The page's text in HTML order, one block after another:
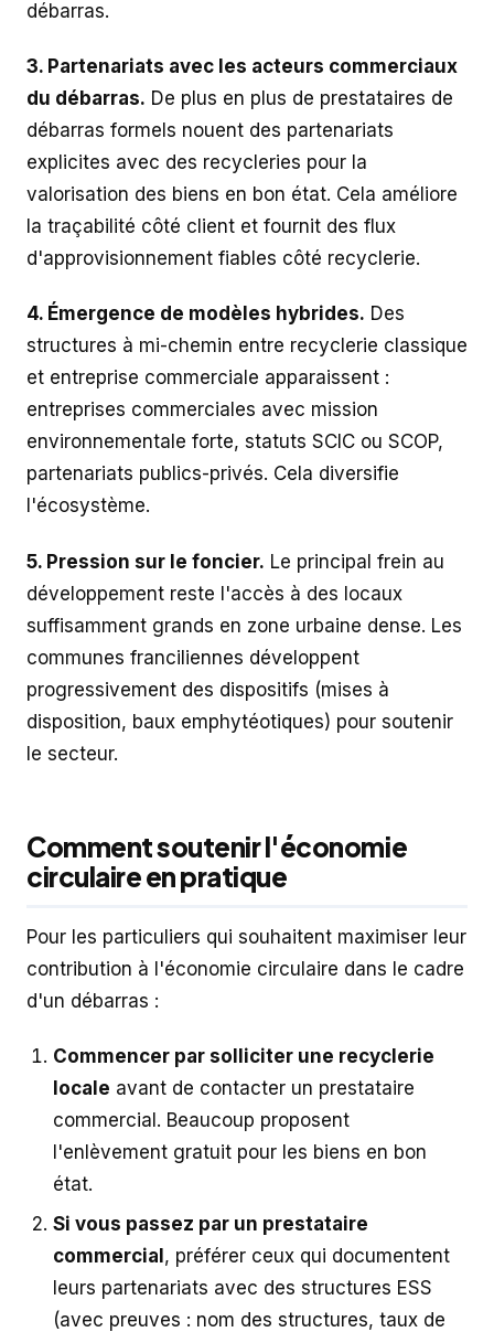
débarras.
3. Partenariats avec les acteurs commerciaux
du débarras. De plus en plus de prestataires de
débarras formels nouent des partenariats
explicites avec des recycleries pour la
valorisation des biens en bon état. Cela améliore
la traçabilité côté client et fournit des flux
d'approvisionnement fiables côté recyclerie.
4. Émergence de modèles hybrides. Des
structures à mi-chemin entre recyclerie classique
et entreprise commerciale apparaissent :
entreprises commerciales avec mission
environnementale forte, statuts SCIC ou SCOP,
partenariats publics-privés. Cela diversifie
l'écosystème.
5. Pression sur le foncier. Le principal frein au
développement reste l'accès à des locaux
suffisamment grands en zone urbaine dense. Les
communes franciliennes développent
progressivement des dispositifs (mises à
disposition, baux emphytéotiques) pour soutenir
le secteur.
Comment soutenir l'économie
circulaire en pratique
Pour les particuliers qui souhaitent maximiser leur
contribution à l'économie circulaire dans le cadre
d'un débarras :
Commencer par solliciter une recyclerie
locale avant de contacter un prestataire
commercial. Beaucoup proposent
l'enlèvement gratuit pour les biens en bon
état.
Si vous passez par un prestataire
commercial, préférer ceux qui documentent
leurs partenariats avec des structures ESS
(avec preuves : nom des structures, taux de